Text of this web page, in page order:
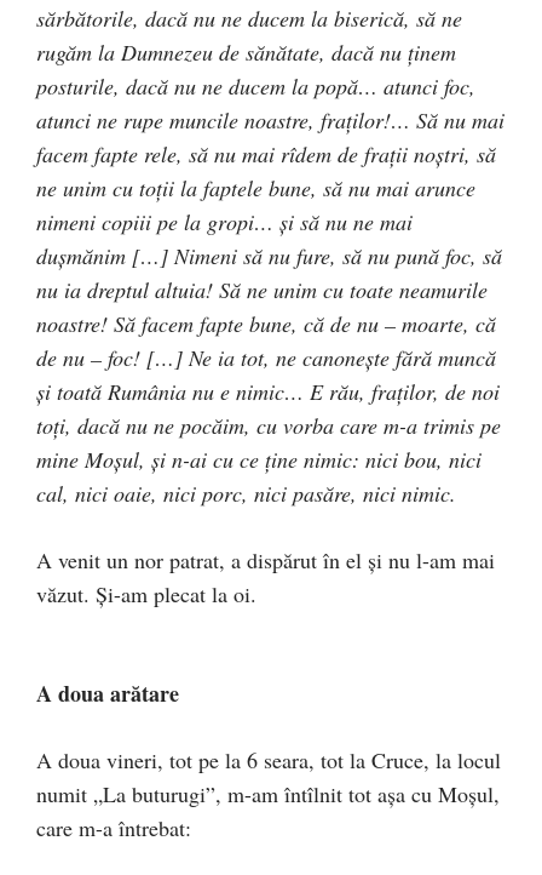
sărbătorile, dacă nu ne ducem la biserică, să ne
rugăm la Dumnezeu de sănătate, dacă nu ţinem
posturile, dacă nu ne ducem la popă… atunci foc,
atunci ne rupe muncile noastre, fraţilor!… Să nu mai
facem fapte rele, să nu mai rîdem de fraţii noştri, să
ne unim cu toţii la faptele bune, să nu mai arunce
nimeni copiii pe la gropi… şi să nu ne mai
duşmănim […] Nimeni să nu fure, să nu pună foc, să
nu ia dreptul altuia! Să ne unim cu toate neamurile
noastre! Să facem fapte bune, că de nu – moarte, că
de nu – foc! […] Ne ia tot, ne canoneşte fără muncă
şi toată Rumânia nu e nimic… E rău, fraţilor, de noi
toţi, dacă nu ne pocăim, cu vorba care m-a trimis pe
mine Moşul, şi n-ai cu ce ţine nimic: nici bou, nici
cal, nici oaie, nici porc, nici pasăre, nici nimic.
A venit un nor patrat, a dispărut în el şi nu l-am mai
văzut. Şi-am plecat la oi.
A doua arătare
A doua vineri, tot pe la 6 seara, tot la Cruce, la locul
numit „La buturugi”, m-am întîlnit tot aşa cu Moşul,
care m-a întrebat: